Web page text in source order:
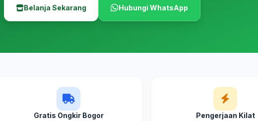
Belanja Sekarang Hubungi WhatsApp
Gratis Ongkir Bogor Pengerjaan Kilat